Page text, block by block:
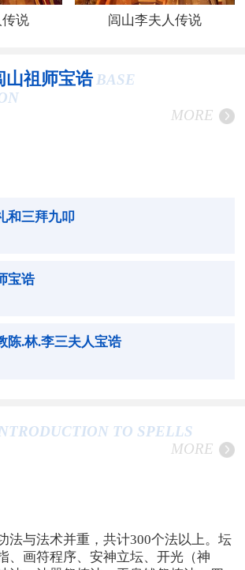
说 闾山李夫人传说
山祖师宝诰 BASE
MORE
和三拜九叩
宝诰
陈.林.李三夫人宝诰
TO SPELLS
MORE
法与法术并重，共计300个法以上。坛
、画符程序、安神立坛、开光（神